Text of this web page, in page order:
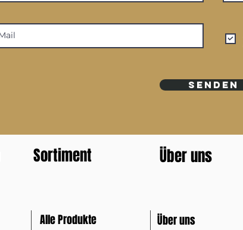
SENDEN
Sortiment Über uns
Alle Produkte
Über uns